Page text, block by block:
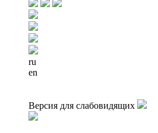
ru
en
Версия для слабовидящих